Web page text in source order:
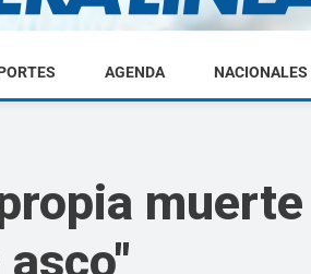
Diario
Primera
AGENDA NACIONALES